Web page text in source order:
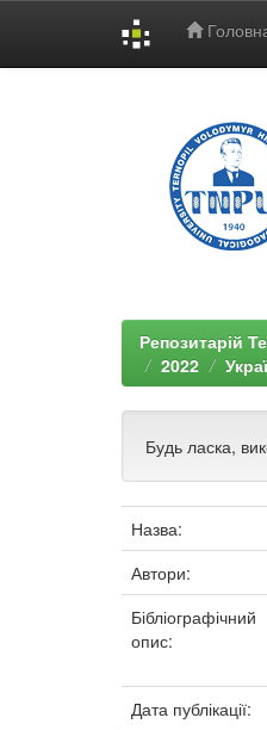
Репозитарій
2022
Будь ласка,
Назва:
Автори:
Бібліографічний
опис:
Дата публікації: